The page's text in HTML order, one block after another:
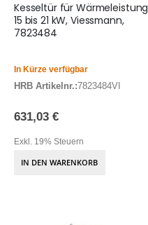
Kesseltür für Wärmeleistung
15 bis 21 kW, Viessmann,
7823484
In Kürze verfügbar
HRB Artikelnr.:7823484VI
631,03 €
Exkl. 19% Steuern
IN DEN WARENKORB